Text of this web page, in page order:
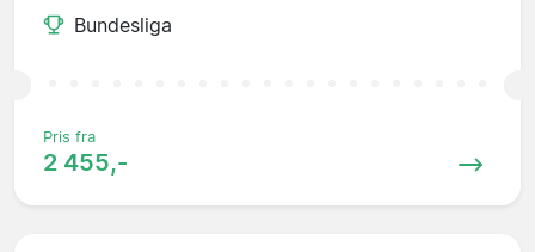
Bundesliga
Pris fra
2 455,-